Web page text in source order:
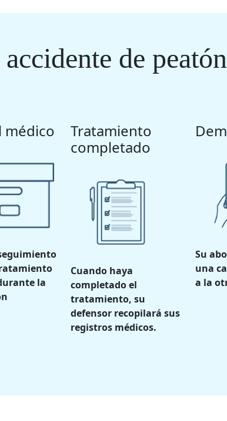
de
médico
la
Tratamiento
completado
Cuando haya
completado el
tratamiento, su
defensor recopilará sus
registros médicos.
Su
una
a la